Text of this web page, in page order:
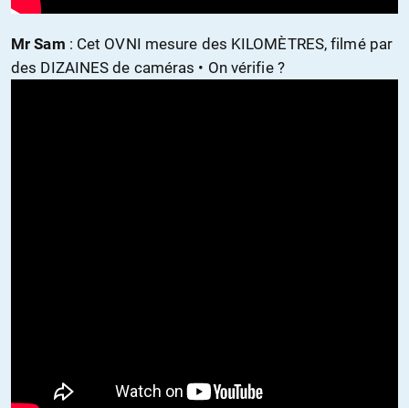
Mr Sam : Cet OVNI mesure des KILOMÈTRES, filmé par
des DIZAINES de caméras • On vérifie ?